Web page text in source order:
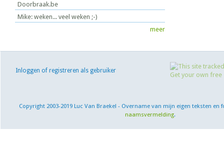
Doorbraak.be
Mike: weken... veel weken ;-)
meer
Inloggen of registreren als gebruiker
Copyright 2003-2019 Luc Van Braekel - Overname van mijn eigen teksten en
naamsvermelding.